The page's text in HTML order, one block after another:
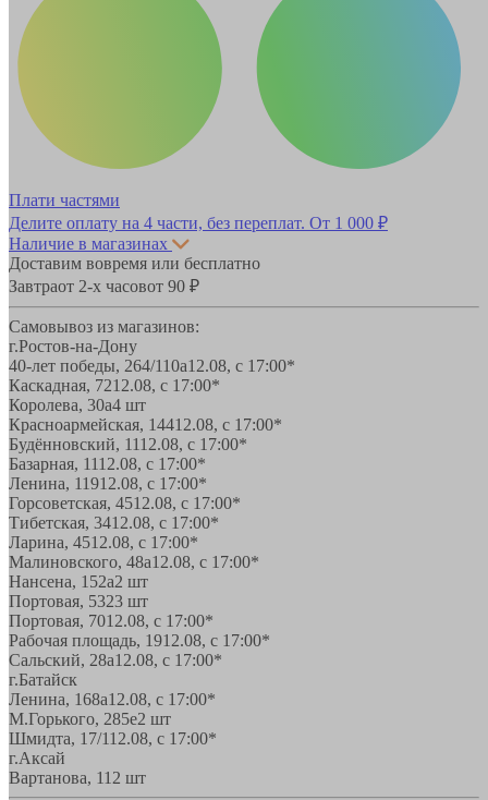
Плати частями
Делите оплату на 4 части, без переплат. От 1 000 ₽
Наличие в магазинах
Доставим вовремя или бесплатно
Завтраот 2-х часовот 90 ₽
Самовывоз из магазинов:
г.Ростов-на-Дону
40-лет победы, 264/110а12.08, с 17:00*
Каскадная, 7212.08, с 17:00*
Королева, 30а4 шт
Красноармейская, 14412.08, с 17:00*
Будённовский, 1112.08, с 17:00*
Базарная, 1112.08, с 17:00*
Ленина, 11912.08, с 17:00*
Горсоветская, 4512.08, с 17:00*
Тибетская, 3412.08, с 17:00*
Ларина, 4512.08, с 17:00*
Малиновского, 48а12.08, с 17:00*
Нансена, 152а2 шт
Портовая, 5323 шт
Портовая, 7012.08, с 17:00*
Рабочая площадь, 1912.08, с 17:00*
Сальский, 28a12.08, с 17:00*
г.Батайск
Ленина, 168а12.08, с 17:00*
М.Горького, 285е2 шт
Шмидта, 17/112.08, с 17:00*
г.Аксай
Вартанова, 11 2 шт